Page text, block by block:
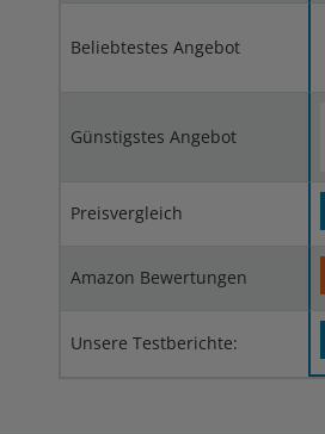
Beliebtestes Angebot
Günstigstes Angebot
Preisvergleich
Amazon Bewertungen
Unsere Testberichte: